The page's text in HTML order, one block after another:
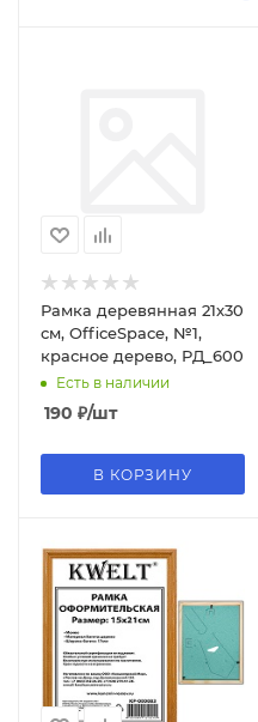
Рамка деревянная 21х30
см, OfficeSpace, №1,
красное дерево, РД_600
Есть в наличии
190 ₽/шт
В КОРЗИНУ